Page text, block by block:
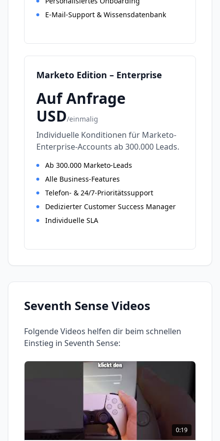
E-Mail-Support & Wissensdatenbank
Marketo Edition – Enterprise
Auf Anfrage
USD/einmalig
Individuelle Konditionen für Marketo-
Enterprise-Accounts ab 300.000 Leads.
Ab 300.000 Marketo-Leads
Alle Business-Features
Telefon- & 24/7-Prioritätssupport
Dedizierter Customer Success Manager
Individuelle SLA
Seventh SenseVideos
Folgende Videos helfen dir beim schnellen
Einstieg in Seventh Sense:
0:19